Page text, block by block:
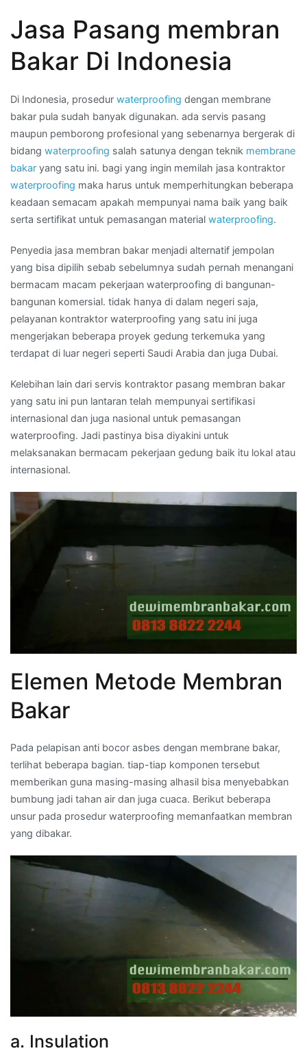
ukuran
aspal
di
Wilayah
RIAU
Jasa Pasang membran
Bakar Di Indonesia
Di Indonesia, prosedur waterproofing dengan membrane
bakar pula sudah banyak digunakan. ada servis pasang
maupun pemborong profesional yang sebenarnya bergerak di
bidang waterproofing salah satunya dengan teknik membrane
bakar yang satu ini. bagi yang ingin memilah jasa kontraktor
waterproofing maka harus untuk memperhitungkan beberapa
keadaan semacam apakah mempunyai nama baik yang baik
serta sertifikat untuk pemasangan material waterproofing.
Penyedia jasa membran bakar menjadi alternatif jempolan
yang bisa dipilih sebab sebelumnya sudah pernah menangani
bermacam macam pekerjaan waterproofing di bangunan-
bangunan komersial. tidak hanya di dalam negeri saja,
pelayanan kontraktor waterproofing yang satu ini juga
mengerjakan beberapa proyek gedung terkemuka yang
terdapat di luar negeri seperti Saudi Arabia dan juga Dubai.
Kelebihan lain dari servis kontraktor pasang membran bakar
yang satu ini pun lantaran telah mempunyai sertifikasi
internasional dan juga nasional untuk pemasangan
waterproofing. Jadi pastinya bisa diyakini untuk
melaksanakan bermacam pekerjaan gedung baik itu lokal atau
internasional.
Elemen Metode Membran
Bakar
Pada pelapisan anti bocor asbes dengan membrane bakar,
terlihat beberapa bagian. tiap-tiap komponen tersebut
memberikan guna masing-masing alhasil bisa menyebabkan
bumbung jadi tahan air dan juga cuaca. Berikut beberapa
unsur pada prosedur waterproofing memanfaatkan membran
yang dibakar.
a. Insulation